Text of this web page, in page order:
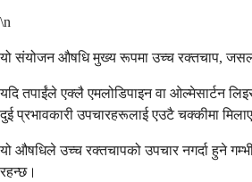
\n
यो संयोजन औषधि मुख्य रूपमा उच्च रक्तचाप,
यदि तपाईंले एक्लै एमलोडिपाइन वा ओल्मेसार्टन
दुई प्रभावकारी उपचारहरूलाई एउटै चक्कीमा
यो औषधिले उच्च रक्तचापको उपचार नगर्दा हुने
रहन्छ।